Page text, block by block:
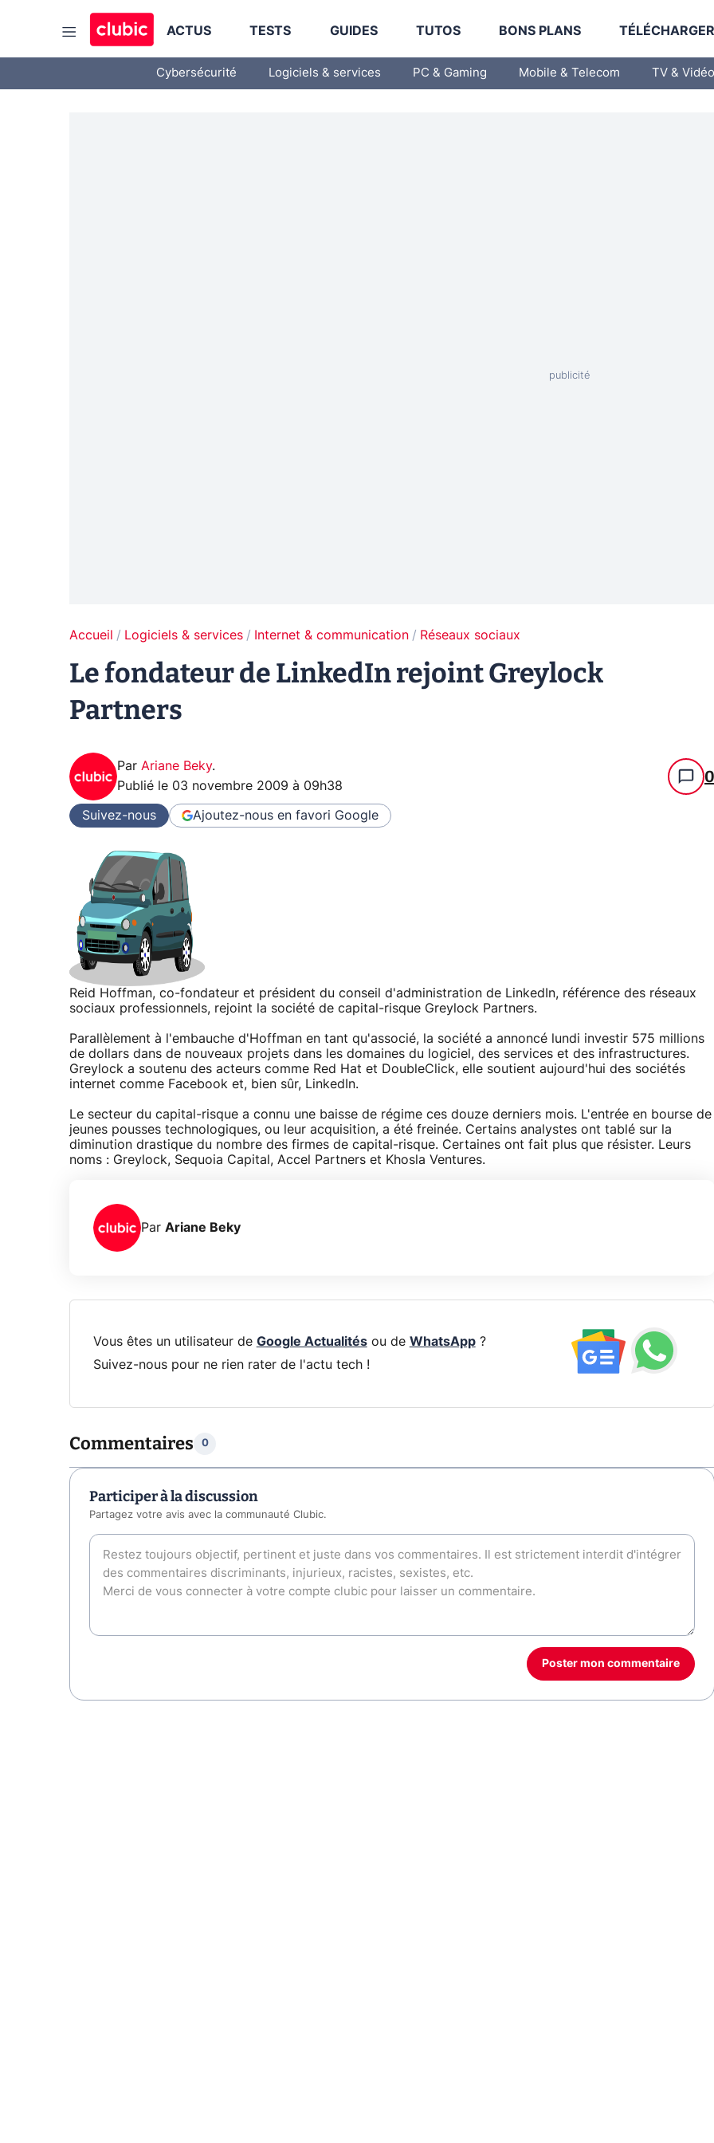
ACTUS TESTS GUIDES TUTOS BONS PLANS
Cybersécurité Logiciels & services PC & Gaming Mobile & Telecom TV & Vidéo
Accueil Logiciels & services Internet & communication Réseaux sociaux
Le fondateur de LinkedIn rejoint Greylock
Partners
Par Ariane Beky.
Publié le 03 novembre 2009 à 09h38 0
Suivez-nous Ajoutez-nous en favori Google
Reid Hoffman, co-fondateur et président du conseil d'administration de LinkedIn, référence des réseaux
sociaux professionnels, rejoint la société de capital-risque Greylock Partners.
Parallèlement à l'embauche d'Hoffman en tant qu'associé, la société a annoncé lundi investir 575 millions
de dollars dans de nouveaux projets dans les domaines du logiciel, des services et des infrastructures.
Greylock a soutenu des acteurs comme Red Hat et DoubleClick, elle soutient aujourd'hui des sociétés
internet comme Facebook et, bien sûr, LinkedIn.
Le secteur du capital-risque a connu une baisse de régime ces douze derniers mois. L'entrée en bourse de
jeunes pousses technologiques, ou leur acquisition, a été freinée. Certains analystes ont tablé sur la
diminution drastique du nombre des firmes de capital-risque. Certaines ont fait plus que résister. Leurs
noms : Greylock, Sequoia Capital, Accel Partners et Khosla Ventures.
Par Ariane Beky
Vous êtes un utilisateur de Google Actualitésou de WhatsApp?
Suivez-nous pour ne rien rater de l'actu tech !
Commentaires 0
Participer à la discussion
Partagez votre avis avec la communauté Clubic.
Poster mon commentaire